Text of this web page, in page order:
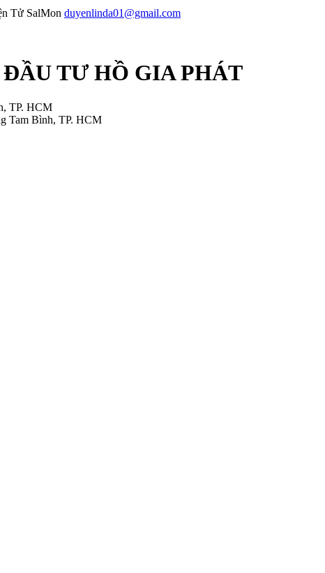
duyenlinda01@gmail.com
TƯ HỒ GIA PHÁT
TP. HCM
Tam Bình, TP. HCM